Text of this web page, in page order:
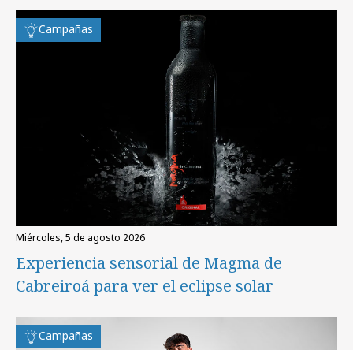
Campañas
miércoles, 5 de agosto 2026
Experiencia sensorial de Magma de
Cabreiroá para ver el eclipse solar
Campañas